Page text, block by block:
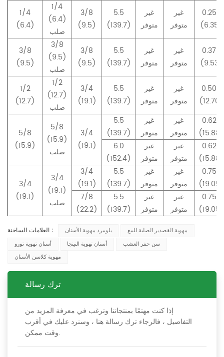
1/4
(6.4)
1/4
(6.4)
صلب
3/8
(9.5)
5.5
(139.7)
غير
متوفر
غير
متوفر
0.250
(6.35)
3/8
(9.5)
3/8
(9.5)
صلب
3/8
(9.5)
5.5
(139.7)
غير
متوفر
غير
متوفر
0.375
(9.53)
1/2
(12.7)
1/2
(12.7)
صلب
3/4
(19.1)
5.5
(139.7)
غير
متوفر
غير
متوفر
0.500
(12.70)
5/8
(15.9)
5/8
(15.9)
صلب
3/4
(19.1)
5.5
(139.7)
غير
متوفر
غير
متوفر
0.625
(15.88)
6.0
(152.4)
غير
متوفر
غير
متوفر
0.625
(15.88)
3/4
(19.1)
3/4
(19.1)
صلب
3/4
(19.1)
5.5
(139.7)
غير
متوفر
غير
متوفر
0.750
(19.05)
7/8
(22.2)
5.5
(139.7)
غير
متوفر
غير
متوفر
0.750
(19.05)
العلامات الساخنة : بلوبيرد مهوية الأسنان
مهوية القصدير الصلبة للبيع
أسنان تهوية تورو
أسنان تهوية النينجا
سن حفر العشب
مهوية كلاسن الأسنان
ترك رسالة
إذا كنت مهتمًا بمنتجاتنا وترغب في معرفة المزيد من
التفاصيل ، فالرجاء ترك رسالة هنا ، وسنرد عليك في أقرب
وقت ممكن.